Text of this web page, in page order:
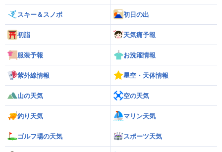
スキー＆スノボ 初日の出
初詣 天気痛予報
服装予報 お洗濯情報
紫外線情報 星空・天体情報
山の天気 空の天気
釣り天気 マリン天気
ゴルフ場の天気 スポーツ天気